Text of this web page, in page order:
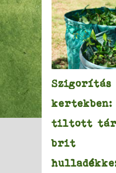
Szigorítás
tiltott
brit